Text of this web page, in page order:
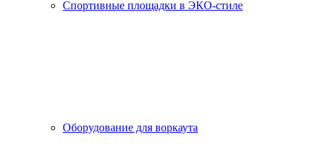
Спортивные площадки в ЭКО-стиле
Оборудование для воркаута